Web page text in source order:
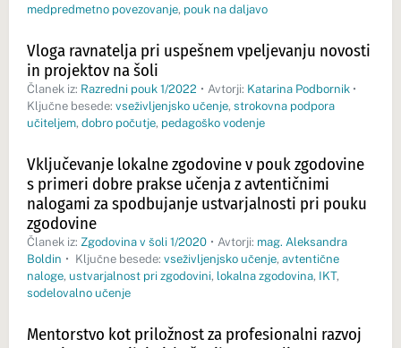
medpredmetno povezovanje, pouk na daljavo
Vloga ravnatelja pri uspešnem vpeljevanju novosti
in projektov na šoli
Članek iz: Razredni pouk 1/2022 • Avtorji: Katarina Podbornik •
Ključne besede: vseživljenjsko učenje, strokovna podpora
učiteljem, dobro počutje, pedagoško vodenje
Vključevanje lokalne zgodovine v pouk zgodovine
s primeri dobre prakse učenja z avtentičnimi
nalogami za spodbujanje ustvarjalnosti pri pouku
zgodovine
Članek iz: Zgodovina v šoli 1/2020 • Avtorji: mag. Aleksandra
Boldin • Ključne besede: vseživljenjsko učenje, avtentične
naloge, ustvarjalnost pri zgodovini, lokalna zgodovina, IKT,
sodelovalno učenje
Mentorstvo kot priložnost za profesionalni razvoj